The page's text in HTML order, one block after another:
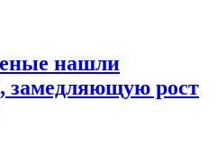
нашли
замедляющую рост